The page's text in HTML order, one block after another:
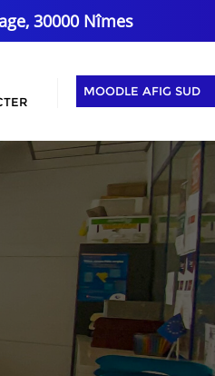
30000 Nîmes
MOODLE AFIG SUD